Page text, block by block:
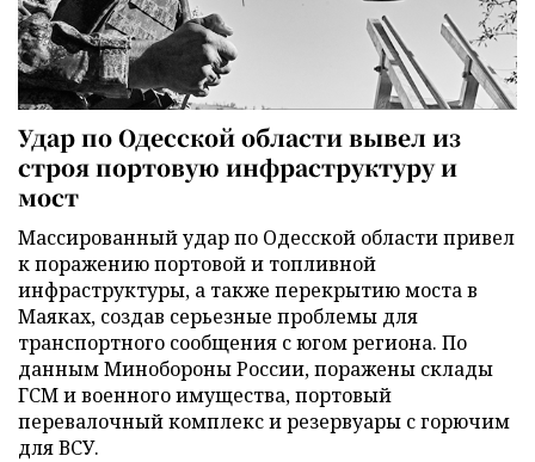
Удар по Одесской области вывел из
строя портовую инфраструктуру и
мост
Массированный удар по Одесской области привел
к поражению портовой и топливной
инфраструктуры, а также перекрытию моста в
Маяках, создав серьезные проблемы для
транспортного сообщения с югом региона. По
данным Минобороны России, поражены склады
ГСМ и военного имущества, портовый
перевалочный комплекс и резервуары с горючим
для ВСУ.